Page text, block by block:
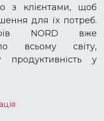
з клієнтами, щоб
для їх потреб.
NORD вже
всьому світу,
продуктивність у